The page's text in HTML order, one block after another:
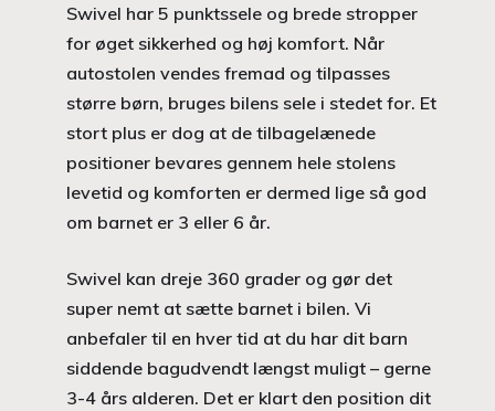
Swivel har 5 punktssele og brede stropper
for øget sikkerhed og høj komfort. Når
autostolen vendes fremad og tilpasses
større børn, bruges bilens sele i stedet for. Et
stort plus er dog at de tilbagelænede
positioner bevares gennem hele stolens
levetid og komforten er dermed lige så god
om barnet er 3 eller 6 år.
Swivel kan dreje 360 grader og gør det
super nemt at sætte barnet i bilen. Vi
anbefaler til en hver tid at du har dit barn
siddende bagudvendt længst muligt – gerne
3-4 års alderen. Det er klart den position dit